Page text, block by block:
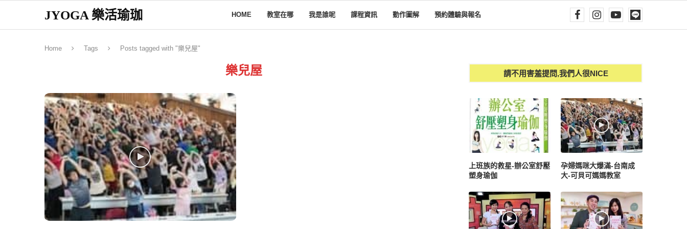
JYOGA 樂活瑜珈 HOME 教室在哪 我是誰呢 課程資訊 動作圖解 預約體驗與報名
Home Tags Posts tagged with "樂兒屋"
樂兒屋 請不用害羞提問,我們人很NICE
上班族的救星-辦公室舒壓
塑身瑜伽
孕婦媽咪大爆滿-台南成
大-可貝可媽媽教室